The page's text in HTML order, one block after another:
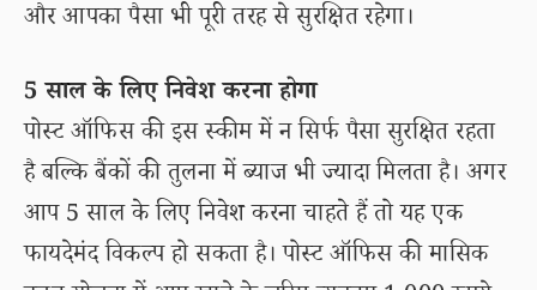
और आपका पैसा भी पूरी तरह से सुरक्षित रहेगा।
5 साल के लिए निवेश करना होगा
पोस्ट ऑफिस की इस स्कीम में न सिर्फ पैसा सुरक्षित रहता
है बल्कि बैंकों की तुलना में ब्याज भी ज्यादा मिलता है। अगर
आप 5 साल के लिए निवेश करना चाहते हैं तो यह एक
फायदेमंद विकल्प हो सकता है। पोस्ट ऑफिस की मासिक